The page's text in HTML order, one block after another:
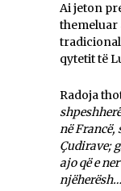
Ai jeton
themeluar
qytetit të
Radoja
në Francë,
Çudirave;
ajo që e
njëherësh…